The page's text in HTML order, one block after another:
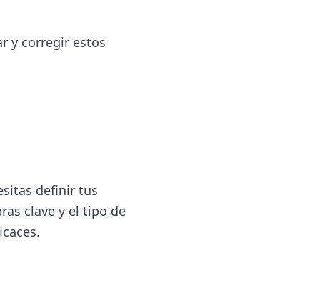
y corregir estos
definir tus
clave y el tipo de